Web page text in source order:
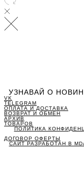
УЗНАВАЙ О
VK
TELEGRAM
ОПЛАТА И ДОСТАВКА
ВОЗВРАТ И ОБМЕН
АРХИВ
ТОВАРОВ
ПОЛИТИКА
ДОГОВОР ОФЕРТЫ
САЙТ РАЗРАБОТАН В